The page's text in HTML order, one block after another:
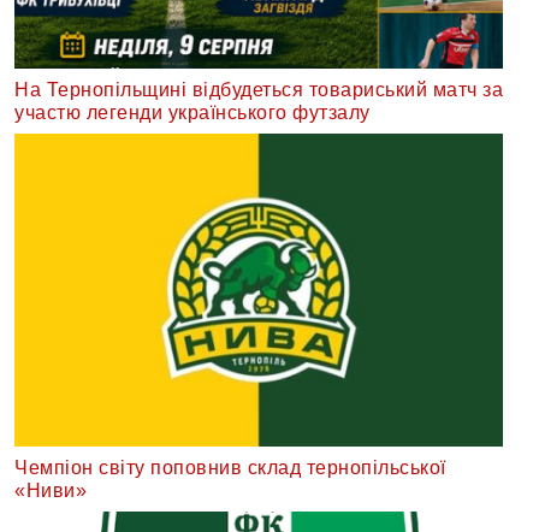
На Тернопільщині відбудеться товариський матч за
участю легенди українського футзалу
Чемпіон світу поповнив склад тернопільської
«Ниви»